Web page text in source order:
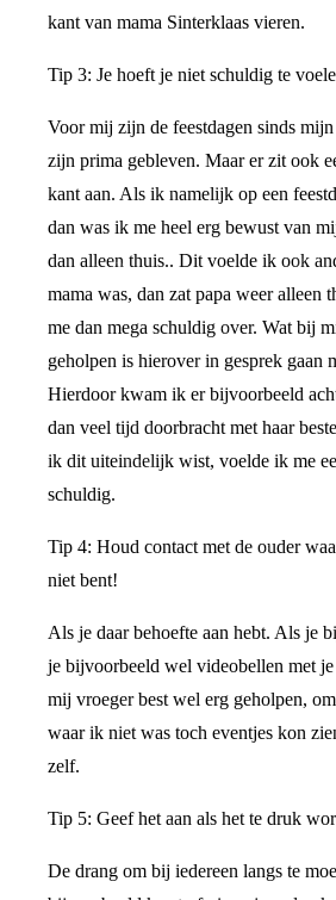
kant van mama Sinterklaas vieren.
Tip 3: Je hoeft je niet schuldig te
Voor mij zijn de feestdagen sinds mijn
zijn prima gebleven. Maar er zit ook
kant aan. Als ik namelijk op een
dan was ik me heel erg bewust van
dan alleen thuis.. Dit voelde ik ook
mama was, dan zat papa weer alleen
me dan mega schuldig over. Wat bij
geholpen is hierover in gesprek gaan
Hierdoor kwam ik er bijvoorbeeld
dan veel tijd doorbracht met haar
ik dit uiteindelijk wist, voelde ik me
schuldig.
Tip 4: Houd contact met de ouder
niet bent!
Als je daar behoefte aan hebt. Als je
je bijvoorbeeld wel videobellen met
mij vroeger best wel erg geholpen,
waar ik niet was toch eventjes kon
zelf.
Tip 5: Geef het aan als het te druk
De drang om bij iedereen langs te